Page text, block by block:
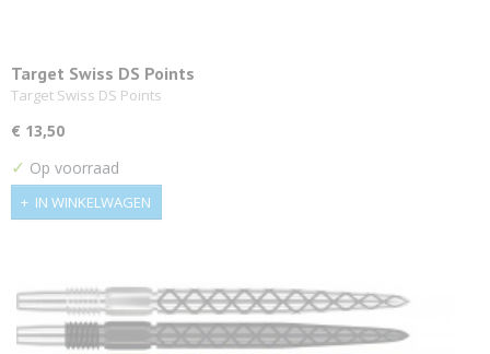
Target Swiss DS Points
Target Swiss DS Points
€ 13,50
✓ Op voorraad
IN WINKELWAGEN